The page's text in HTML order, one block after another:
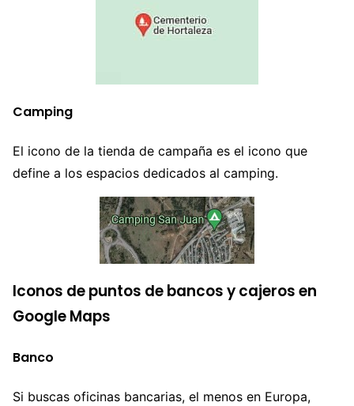
Camping
El icono de la tienda de campaña es el icono que
define a los espacios dedicados al camping.
Iconos de puntos de bancos y cajeros en
Google Maps
Banco
Si buscas oficinas bancarias, el menos en Europa,